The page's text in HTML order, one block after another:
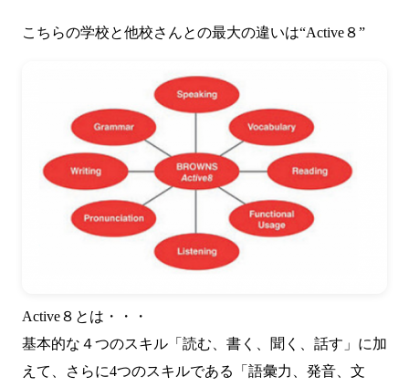
こちらの学校と他校さんとの最大の違いは“Active８”
Active８とは・・・
基本的な４つのスキル「読む、書く、聞く、話す」に加
えて、さらに4つのスキルである「語彙力、発音、文